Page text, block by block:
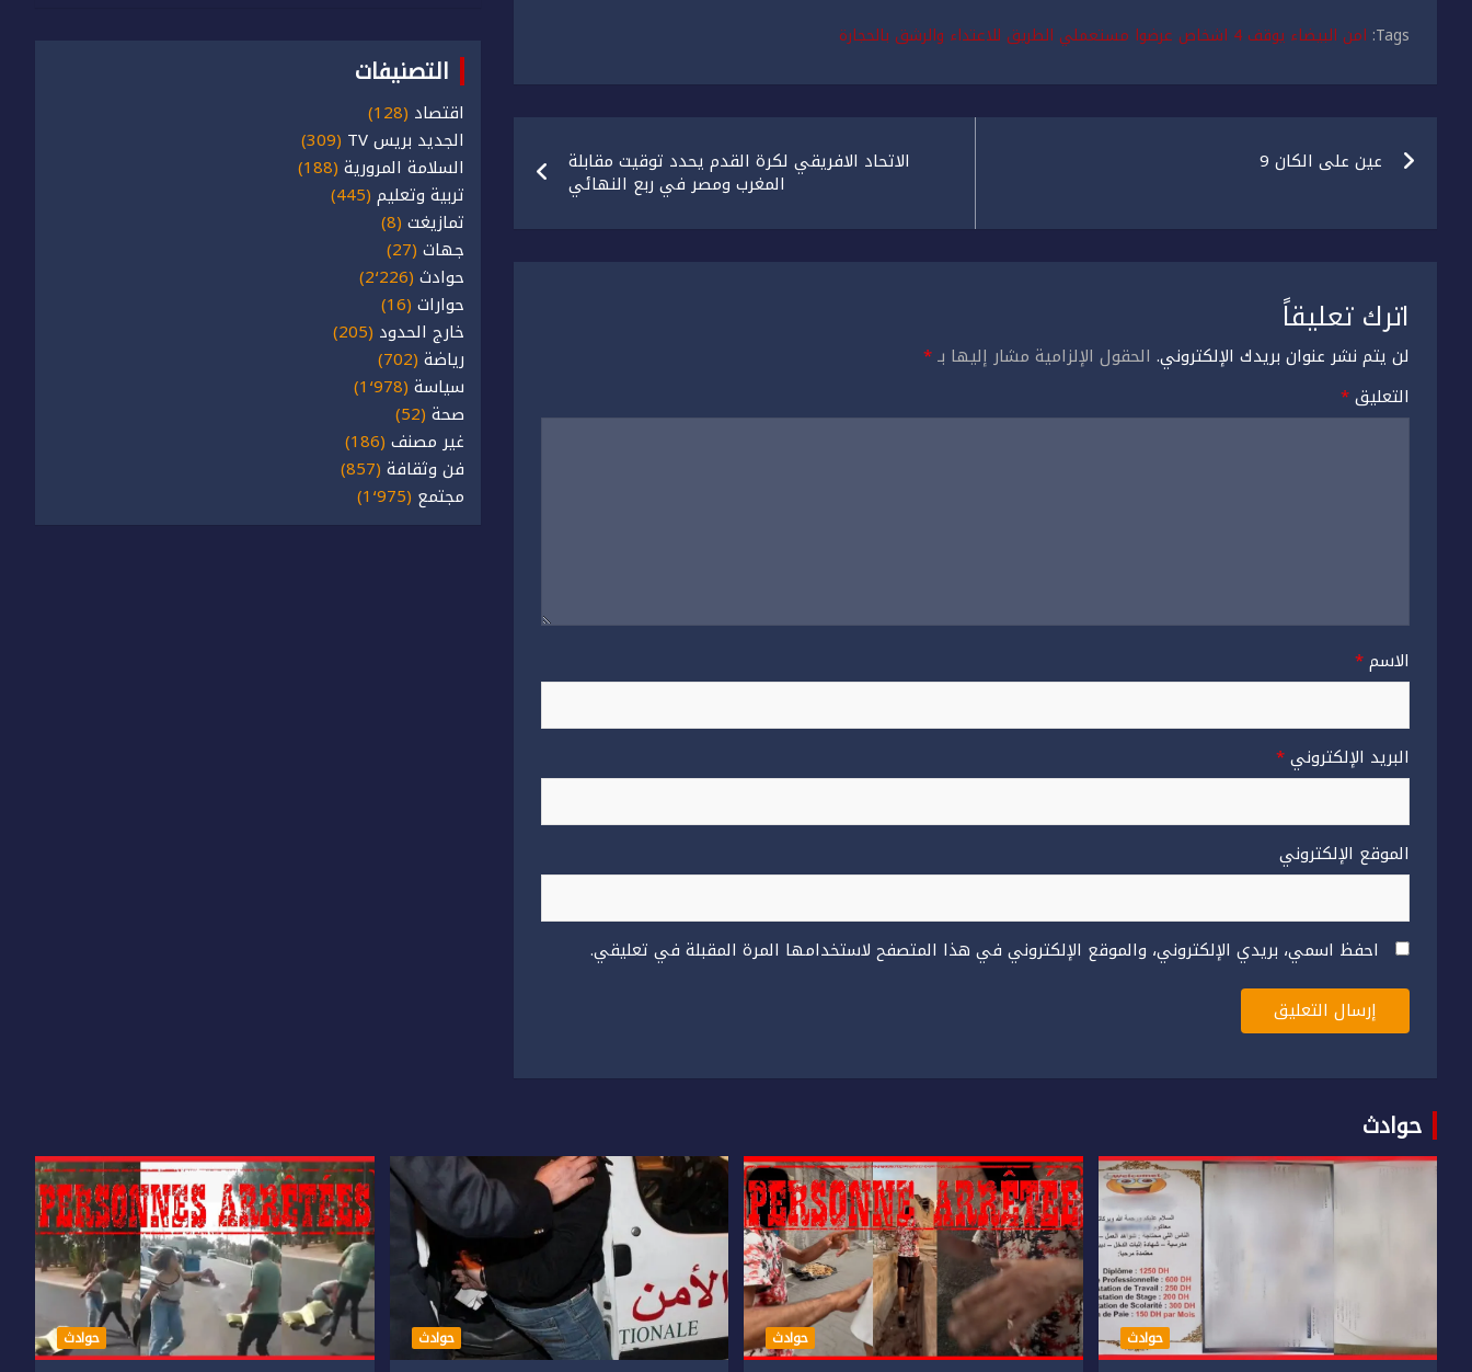
Tags: امن البيضاء يوقف 4 اشخاص عرضوا مستعملي الطريق للاعتداء والرشق بالحجارة
تصفّح
المقالات
عين على الكان 9 الاتحاد الافريقي لكرة القدم يحدد توقيت مقابلة
المغرب ومصر في ربع النهائي
اترك تعليقاً
لن يتم نشر عنوان بريدك الإلكتروني. الحقول الإلزامية مشار إليها بـ*
التعليق*
الاسم*
البريد الإلكتروني*
الموقع الإلكتروني
احفظ اسمي، بريدي الإلكتروني، والموقع الإلكتروني في هذا المتصفح لاستخدامها المرة المقبلة في تعليقي.
التصنيفات
اقتصاد (128)
الجديد بريس TV
(309)
السلامة المرورية (188)
تربية وتعليم (445)
تمازيغت (8)
جهات (27)
حوادث (2٬226)
حوارات (16)
خارج الحدود (205)
رياضة (702)
سياسة (1٬978)
صحة (52)
غير مصنف (186)
فن وثقافة (857)
مجتمع (1٬975)
حوادث
حوادث حوادث حوادث حوادث